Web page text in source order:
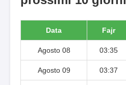
Data Fajr
Agosto 08 03:35
Agosto 09 03:37